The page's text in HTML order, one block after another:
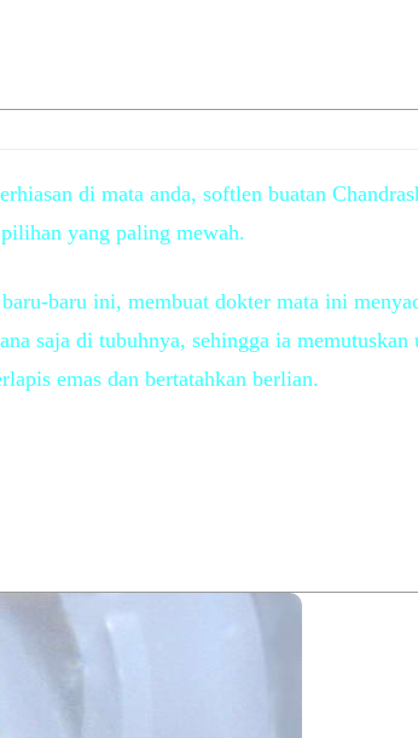
di mata anda, softlen buatan
yang paling mewah.
baru ini, membuat dokter mata ini
saja di tubuhnya, sehingga ia memutuskan
emas dan bertatahkan berlian.